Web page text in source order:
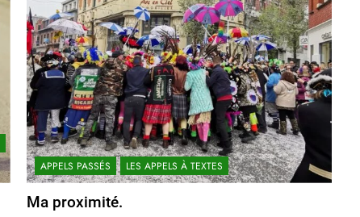
APPELS PASSÉS LES APPELS À TEXTES
Ma proximité.